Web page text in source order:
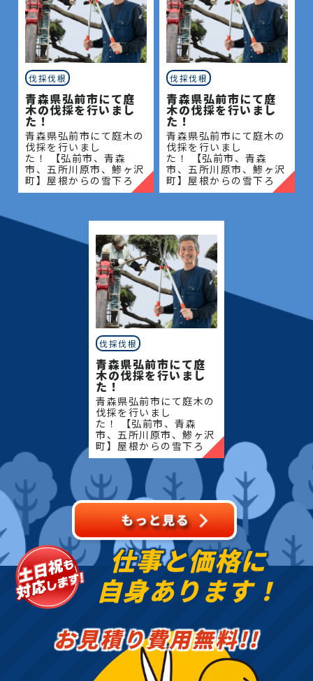
伐採伐根
青森県弘前市にて庭
木の伐採を行いまし
た！
青森県弘前市にて庭木の
伐採を行いまし
た！ 【弘前市、青森
市、五所川原市、鯵ヶ沢
町】屋根からの雪下ろ
し・除雪・排雪などの作
定・草刈りなどのお庭の
こと、造園・
伐採伐根
青森県弘前市にて庭
木の伐採を行いまし
た！
青森県弘前市にて庭木の
伐採を行いまし
た！ 【弘前市、青森
市、五所川原市、鯵ヶ沢
町】屋根からの雪下ろ
し・除雪・排雪などの作
定・草刈りなどのお庭の
こと、造園・
伐採伐根
青森県弘前市にて庭
木の伐採を行いまし
た！
青森県弘前市にて庭木の
伐採を行いまし
た！ 【弘前市、青森
市、五所川原市、鯵ヶ沢
町】屋根からの雪下ろ
し・除雪・排雪などの作
業もお任せください！地
域密着で伐採・抜根・剪
定・草刈りなどのお庭の
こと、造園・
仕事と価格に
自身あります！
お見積り費用無料!!